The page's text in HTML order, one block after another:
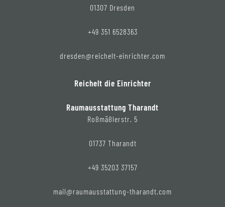
01307 Dresden
+49 351 6528363
dresden@reichelt-einrichter.com
Reichelt die Einrichter
Raumausstattung Tharandt
Roßmäßlerstr. 5
01737 Tharandt
+49 35203 37157
mail@raumausstattung-tharandt.com